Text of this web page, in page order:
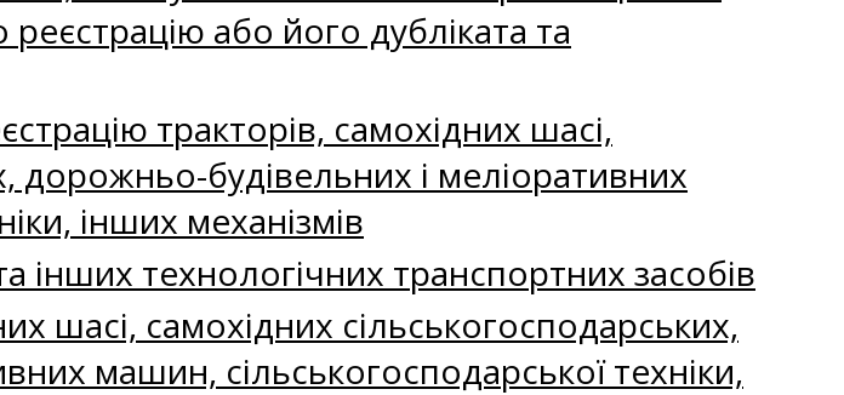
або його дубліката та
тракторів, самохідних шасі,
дорожньо-будівельних і меліоративних
інших механізмів
інших технологічних транспортних засобів
шасі, самохідних сільськогосподарських,
машин, сільськогосподарської техніки,